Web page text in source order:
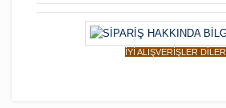
İYİ ALIŞVERİŞLER